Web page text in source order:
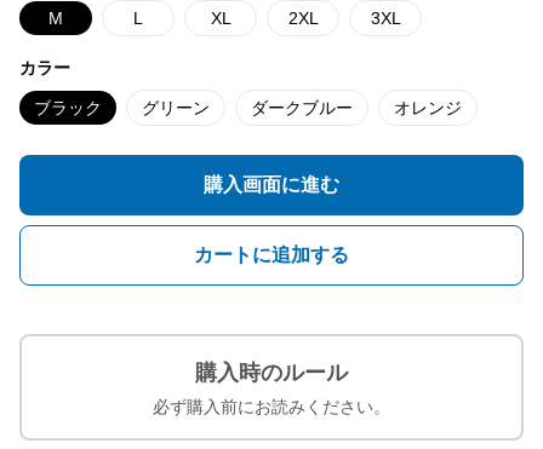
M L XL 2XL 3XL
カラー
ブラック グリーン ダークブルー オレンジ
購入画面に進む
カートに追加する
購入時のルール
必ず購入前にお読みください。